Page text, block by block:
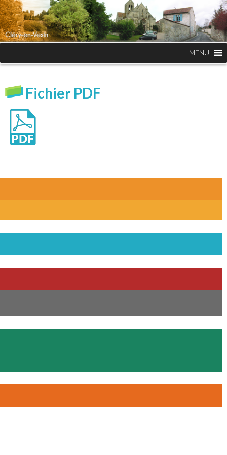
MENU
Fichier PDF